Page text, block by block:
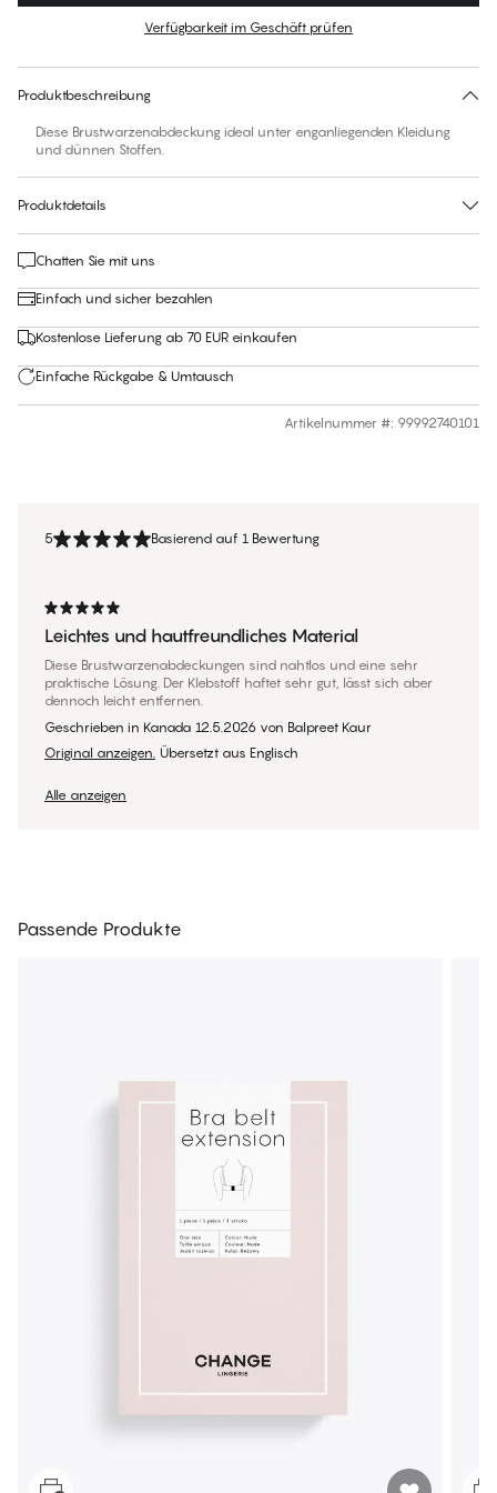
Für diesen Artikel gibt es keine empfohlene Größe
Verfügbarkeit im Geschäft prüfen
Produktbeschreibung
Diese Brustwarzenabdeckung ideal unter enganliegenden Kleidung
und dünnen Stoffen.
Produktdetails
Chatten Sie mit uns
Einfach und sicher bezahlen
Kostenlose Lieferung ab 70 EUR einkaufen
Einfache Rückgabe & Umtausch
Artikelnummer #: 99992740101
5 Basierend auf 1 Bewertung
Leichtes und hautfreundliches Material
Diese Brustwarzenabdeckungen sind nahtlos und eine sehr
praktische Lösung. Der Klebstoff haftet sehr gut, lässt sich aber
dennoch leicht entfernen.
Geschrieben in Kanada 12.5.2026 von Balpreet Kaur
Original anzeigen. Übersetzt aus Englisch
Alle anzeigen
Passende Produkte